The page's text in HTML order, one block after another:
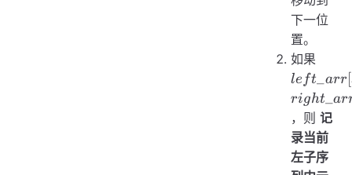
下一位
置。
如果
le ft arr [
right a
，则 记
录当前
左子序